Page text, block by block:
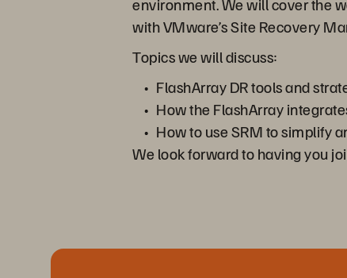
with VMware’s Site Recovery
Topics we will discuss:
FlashArray DR tools and
How the FlashArray
How to use SRM to simplify
We look forward to having you